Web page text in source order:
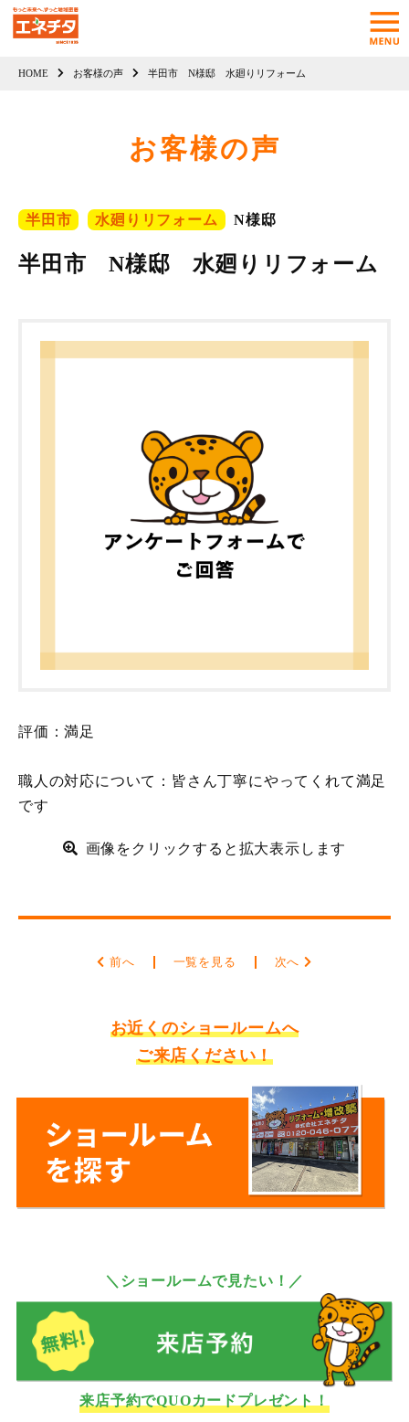
HOME お客様の声 半田市 N様邸 水廻りリフォーム
お客様の声
半田市 水廻りリフォーム N様邸
半田市 N様邸 水廻りリフォーム
評価：満足
職人の対応について：皆さん丁寧にやってくれて満足
です
画像をクリックすると拡大表示します
前へ 一覧を見る 次へ
お近くのショールームへ
ご来店ください！
＼ショールームで見たい！／
来店予約でQUOカードプレゼント！